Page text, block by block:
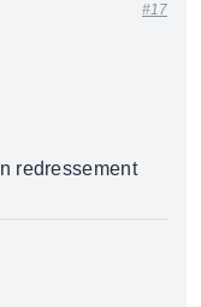
#17
redressement